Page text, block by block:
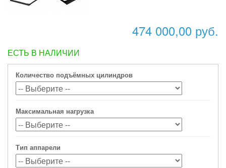
474 000,00 руб.
ЕСТЬ В НАЛИЧИИ
Количество подъёмных цилиндров
Максимальная нагрузка
Тип аппарели